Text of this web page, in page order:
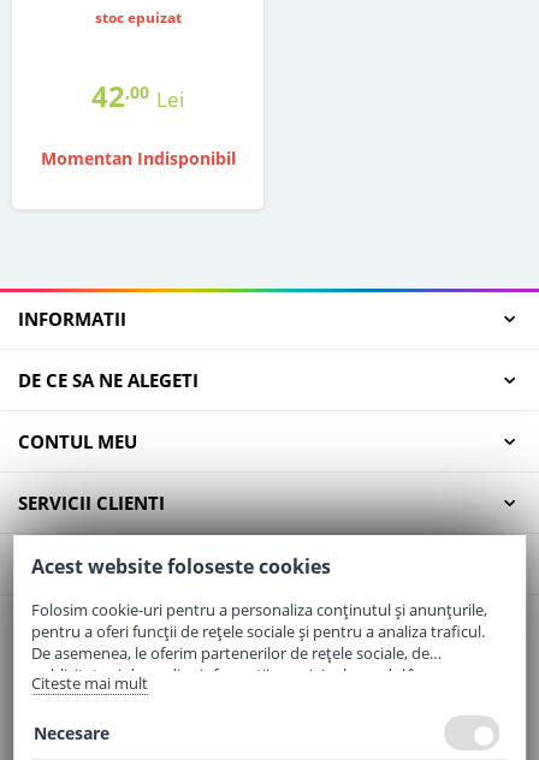
stoc epuizat
42,00 Lei
Momentan Indisponibil
INFORMATII
DE CE SA NE ALEGETI
CONTUL MEU
SERVICII CLIENTI
CONTACT
Email:office@elaptepraf.ro
Telefon:0745-964-449
Adresa:Sos. Borsului, Nr. 20, Oradea, Jud. Bihor
Acest website foloseste cookies
Folosim cookie-uri pentru a personaliza conținutul și anunțurile,
pentru a oferi funcții de rețele sociale și pentru a analiza traficul.
De asemenea, le oferim partenerilor de rețele sociale, de
publicitate și de analize informații cu privire la modul în care
folosiți site-ul nostru. Aceștia le pot combina cu alte informații
Citeste mai mult
Necesare